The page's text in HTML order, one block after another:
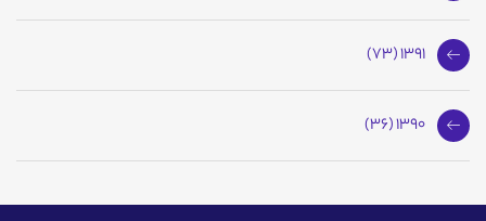
1391 (73)
1390 (36)